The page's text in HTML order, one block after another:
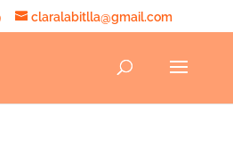
claralabitlla@gmail.com